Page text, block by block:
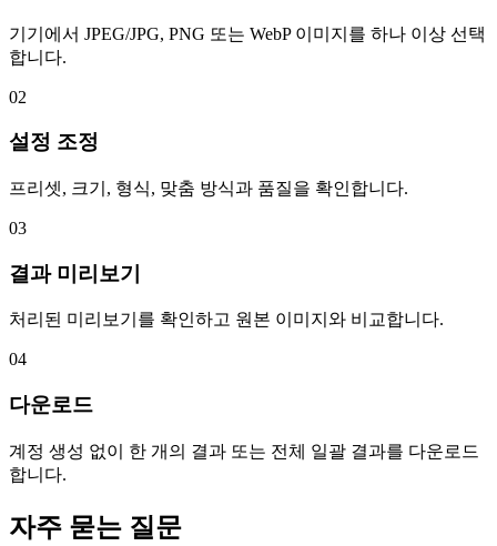
기기에서 JPEG/JPG, PNG 또는 WebP 이미지를 하나 이상 선택
합니다.
02
설정 조정
프리셋, 크기, 형식, 맞춤 방식과 품질을 확인합니다.
03
결과 미리보기
처리된 미리보기를 확인하고 원본 이미지와 비교합니다.
04
다운로드
계정 생성 없이 한 개의 결과 또는 전체 일괄 결과를 다운로드
합니다.
자주 묻는 질문